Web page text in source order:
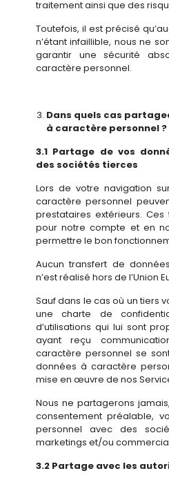
traitement ainsi que des
Toutefois, il est précisé
n’étant infaillible, nous ne
garantir une sécurité
caractère personnel.
Dans quels cas
à caractère personnel ?
3.1 Partage de vos
des sociétés tierces
Lors de votre navigation
caractère personnel
prestataires extérieurs.
pour notre compte et en
permettre le bon
Aucun transfert de
n’est réalisé hors de l’Union
Sauf dans le cas où un tiers
une charte de
d’utilisations qui lui sont
ayant reçu
caractère personnel se
données à caractère
mise en œuvre de nos
Nous ne partagerons
consentement préalable,
personnel avec des
marketings et/ou
3.2 Partage avec les